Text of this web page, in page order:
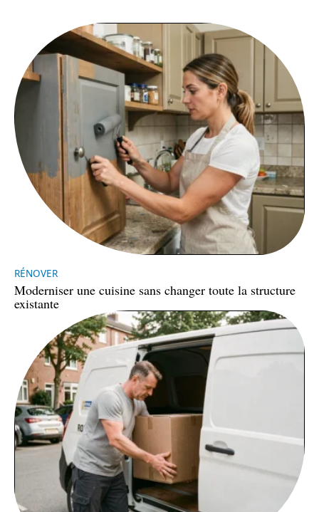
RÉNOVER
Moderniser une cuisine sans changer toute la structure
existante